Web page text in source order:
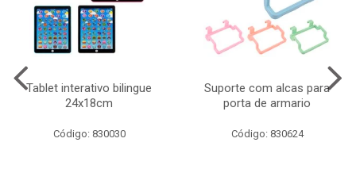
Tablet interativo bilingue
24x18cm
Código: 830030
Suporte com alcas para
porta de armario
Código: 830624